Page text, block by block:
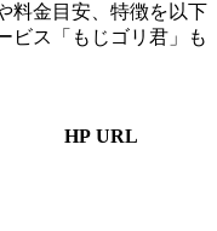
料金目安、特徴を以下
ビス「もじゴリ君」も
HP URL